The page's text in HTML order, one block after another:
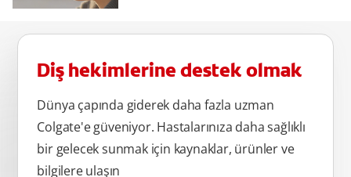
Diş hekimlerine destek olmak
Dünya çapında giderek daha fazla uzman
Colgate'e güveniyor. Hastalarınıza daha sağlıklı
bir gelecek sunmak için kaynaklar, ürünler ve
bilgilere ulaşın